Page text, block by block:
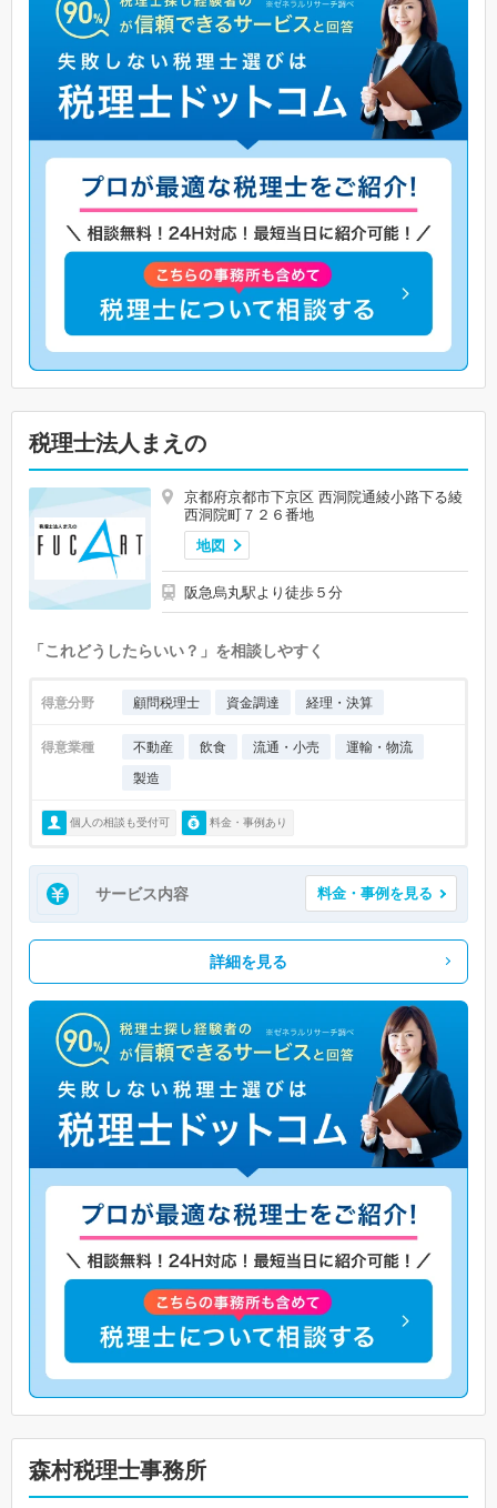
税理士法人まえの
京都府京都市下京区 西洞院通綾小路下る綾
西洞院町７２６番地
地図
阪急烏丸駅より徒歩５分
「これどうしたらいい？」を相談しやすく
得意分野 顧問税理士 資金調達 経理・決算
得意業種 不動産 飲食 流通・小売
運輸・物流
製造
個人の相談も受付可 料金・事例あり
サービス内容 料金・事例を見る
詳細を見る
森村税理士事務所